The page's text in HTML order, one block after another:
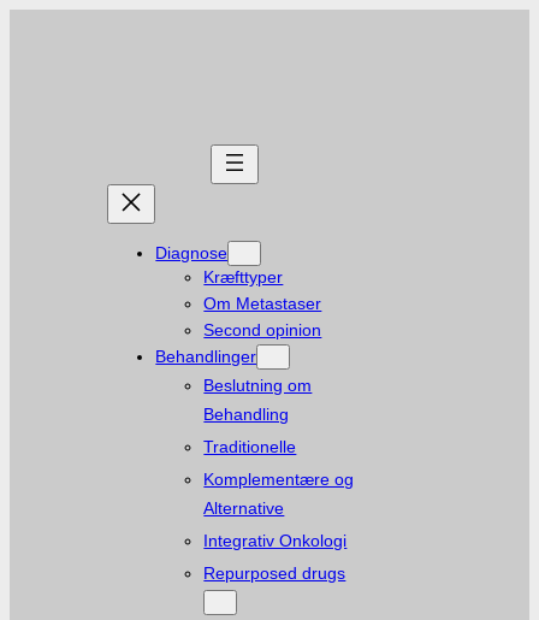
Diagnose
Kræfttyper
Om Metastaser
Second opinion
Behandlinger
Beslutning om
Behandling
Traditionelle
Komplementære og
Alternative
Integrativ Onkologi
Repurposed drugs